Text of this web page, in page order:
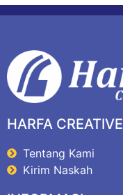
HARFA CREATIVE
Tentang Kami
Kirim Naskah